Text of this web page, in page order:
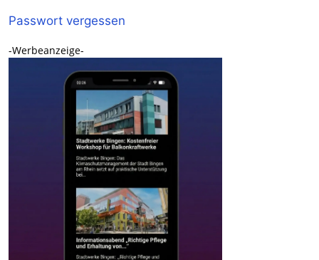
Passwort vergessen
-Werbeanzeige-